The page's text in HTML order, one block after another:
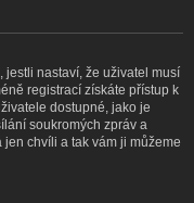
jestli nastaví, že uživatel musí
registrací získáte přístup k
dostupné, jako je
soukromých zpráv a
chvíli a tak vám ji můžeme